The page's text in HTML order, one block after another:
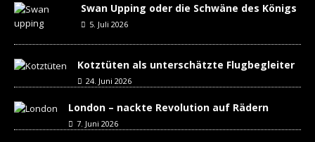
Swan Upping oder die Schwäne des Königs
5. Juli 2026
Kotztüten als unterschätzte Flugbegleiter
24. Juni 2026
London – nackte Revolution auf Rädern
7. Juni 2026